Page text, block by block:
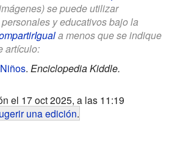
se puede utilizar
y educativos bajo la
a menos que se indique
artículo:
. Enciclopedia Kiddle.
el 17 oct 2025, a las 11:19
una edición.